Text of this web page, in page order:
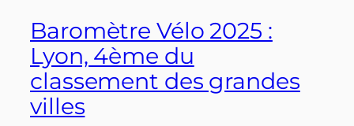
Baromètre Vélo 2025 :
Lyon, 4ème du
classement des grandes
villes